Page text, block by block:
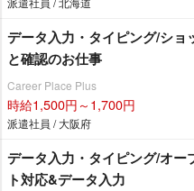
データ入力・タイピング/ショ
と確認のお仕事
Career Place Plus
時給1,500円～1,700円
派遣社員 / 大阪府
データ入力・タイピング/オー
ト対応&データ入力